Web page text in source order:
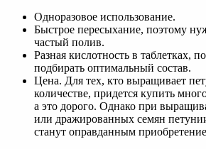
Одноразовое использование.
Быстрое пересыхание, поэтому
частый полив.
Разная кислотность в таблетках,
подбирать оптимальный состав.
Цена. Для тех, кто выращивает
количестве, придется купить
а это дорого. Однако при
или дражированных семян
станут оправданным